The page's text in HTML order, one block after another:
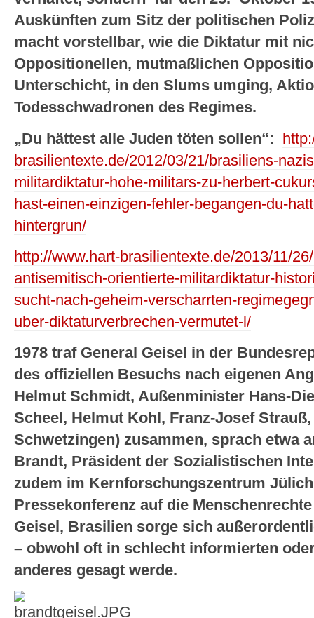
Auskünften zum Sitz der politischen
macht vorstellbar, wie die Diktatur mit
Oppositionellen, mutmaßlichen
Unterschicht, in den Slums umging,
Todesschwadronen des Regimes.
„Du hättest alle Juden töten sollen“:
brasilientexte.de/2012/03/21/brasiliens-
militardiktatur-hohe-militars-zu-herbert-
hast-einen-einzigen-fehler-begangen-du-
hintergrun/
http://www.hart-brasilientexte.de/2013/11/
antisemitisch-orientierte-militardiktatur-
sucht-nach-geheim-verscharrten-
uber-diktaturverbrechen-vermutet-l/
1978 traf General Geisel in der
des offiziellen Besuchs nach eigenen
Helmut Schmidt, Außenminister Hans-
Scheel, Helmut Kohl, Franz-Josef
Schwetzingen) zusammen, sprach etwa
Brandt, Präsident der Sozialistischen
zudem im Kernforschungszentrum
Pressekonferenz auf die
Geisel, Brasilien sorge sich
– obwohl oft in schlecht informierten
anderes gesagt werde.